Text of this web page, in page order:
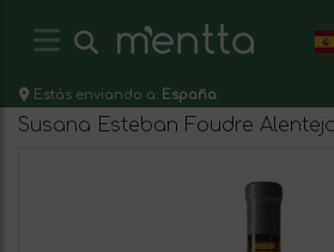
Estás enviando a: España
Susana Esteban Foudre